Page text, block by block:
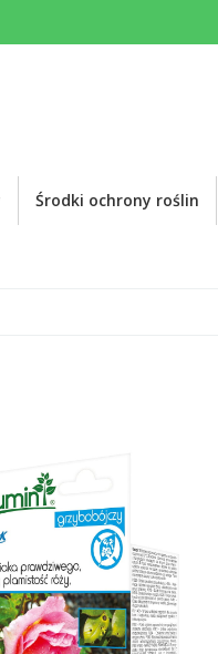
Środki ochrony roślin